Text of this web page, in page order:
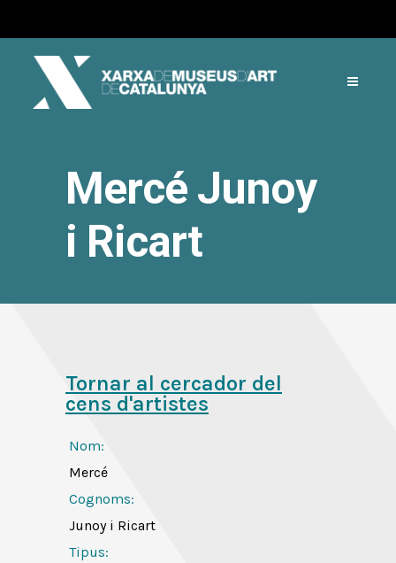
Mercé Junoy
i Ricart
Tornar al cercador del
cens d'artistes
Nom:
Mercé
Cognoms:
Junoy i Ricart
Tipus: